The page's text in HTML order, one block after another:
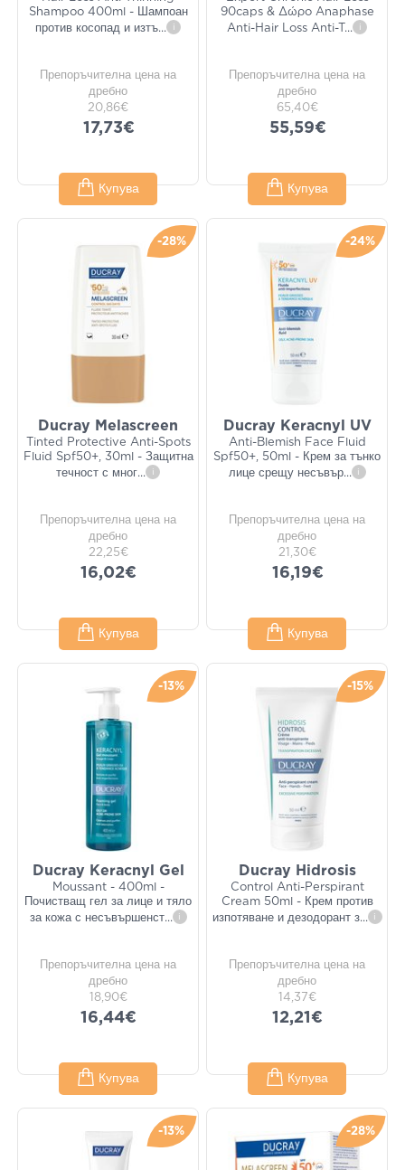
Shampoo 400ml - Шампоан
против косопад и изтъ... i
Препоръчителна цена на
дребно
20,86€
17,73€
Купува
90caps & Δώρο Anaphase
Anti-Hair Loss Anti-T ... i
Препоръчителна цена на
дребно
65,40€
55,59€
Купува
-28%
Ducray Melascreen
Tinted Protective Anti-Spots
Fluid Spf50+, 30ml - Защитна
течност с мног... i
Препоръчителна цена на
дребно
22,25€
16,02€
Купува
-24%
Ducray Keracnyl UV
Anti-Blemish Face Fluid
Spf50+, 50ml - Крем за тънко
лице срещу несъвър... i
Препоръчителна цена на
дребно
21,30€
16,19€
Купува
-13%
Ducray Keracnyl Gel
Moussant - 400ml -
Почистващ гел за лице и тяло
за кожа с несъвършенст... i
Препоръчителна цена на
дребно
18,90€
16,44€
Купува
-15%
Ducray Hidrosis
Control Anti-Perspirant
Cream 50ml - Крем против
изпотяване и дезодорант з... i
Препоръчителна цена на
дребно
14,37€
12,21€
Купува
-13% -28%